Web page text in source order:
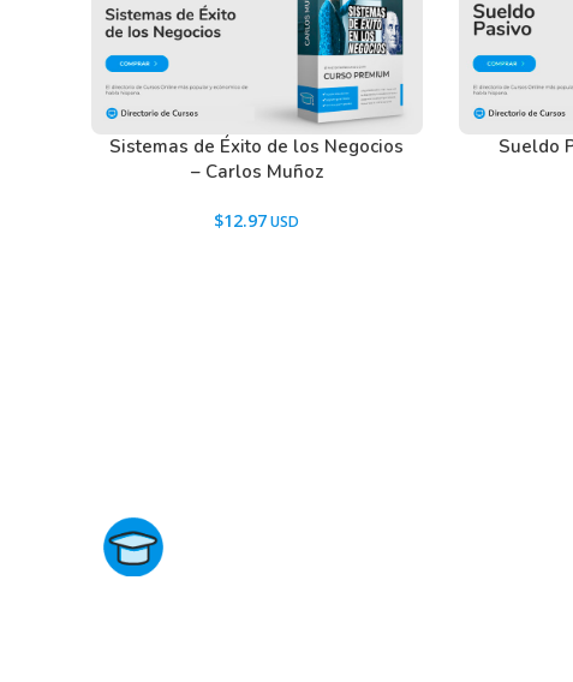
Sistemas de Éxito de los Negocios
– Carlos Muñoz
$12.97
Sueldo